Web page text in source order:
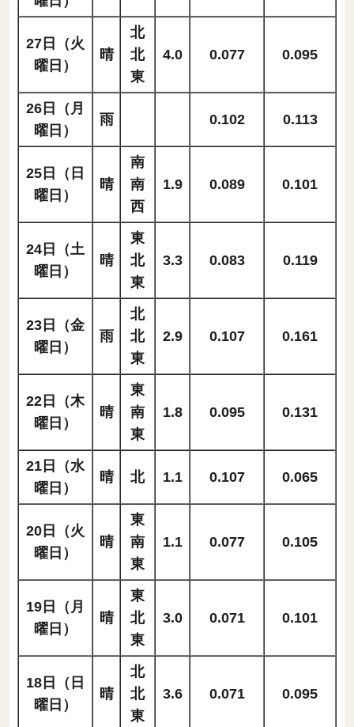
27日（火
曜日）
晴
北
北
東
4.0 0.077 0.095
26日（月
曜日）
雨 0.102 0.113
25日（日
曜日）
晴
南
南
西
1.9 0.089 0.101
24日（土
曜日）
晴
東
北
東
3.3 0.083 0.119
23日（金
曜日）
雨
北
北
東
2.9 0.107 0.161
22日（木
曜日）
晴
東
南
東
1.8 0.095 0.131
21日（水
曜日）
晴 北 1.1 0.107 0.065
20日（火
曜日）
晴
東
南
東
1.1 0.077 0.105
19日（月
曜日）
晴
東
北
東
3.0 0.071 0.101
18日（日
曜日）
晴
北
北
東
3.6 0.071 0.095